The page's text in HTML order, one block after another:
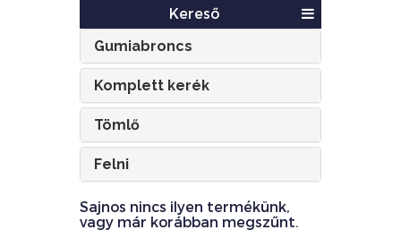
Kereső
Gumiabroncs
Komplett kerék
Tömlő
Felni
Sajnos nincs ilyen termékünk,
vagy már korábban megszűnt.